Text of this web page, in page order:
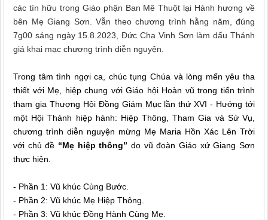
các tín hữu trong Giáo phận Ban Mê Thuột lại Hành hương về
bên Mẹ Giang Sơn. Vẫn theo chương trình hằng năm, đúng
7g00 sáng ngày 15.8.2023 , Đức Cha Vinh Sơn làm dấu Thánh
giá khai mạc chương trình diễn nguyện.
Trong tâm tình ngợi ca, chúc tụng Chúa và lòng mến yêu tha
thiết với Mẹ, hiệp chung với Giáo hội Hoàn vũ trong tiến trình
tham gia Thượng Hội Đồng Giám Mục lần thứ XVI - Hướng tới
một Hội Thánh hiệp hành: Hiệp Thông, Tham Gia và Sứ Vụ,
chương trình diễn nguyện mừng Mẹ Maria Hồn Xác Lên Trời
với chủ đề “Mẹ hiệpthông” do vũ đoàn Giáo xứ Giang Sơn
thực hiện.
- Phần 1: Vũ khúc Cùng Bước.
- Phần 2: Vũ khúc Mẹ Hiệp Thông.
- Phần 3: Vũ khúc Đồng Hành Cùng Mẹ.